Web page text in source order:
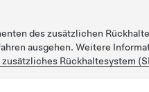
des zusätzlichen
ausgehen. Weitere
zusätzliches Rückhaltesystem